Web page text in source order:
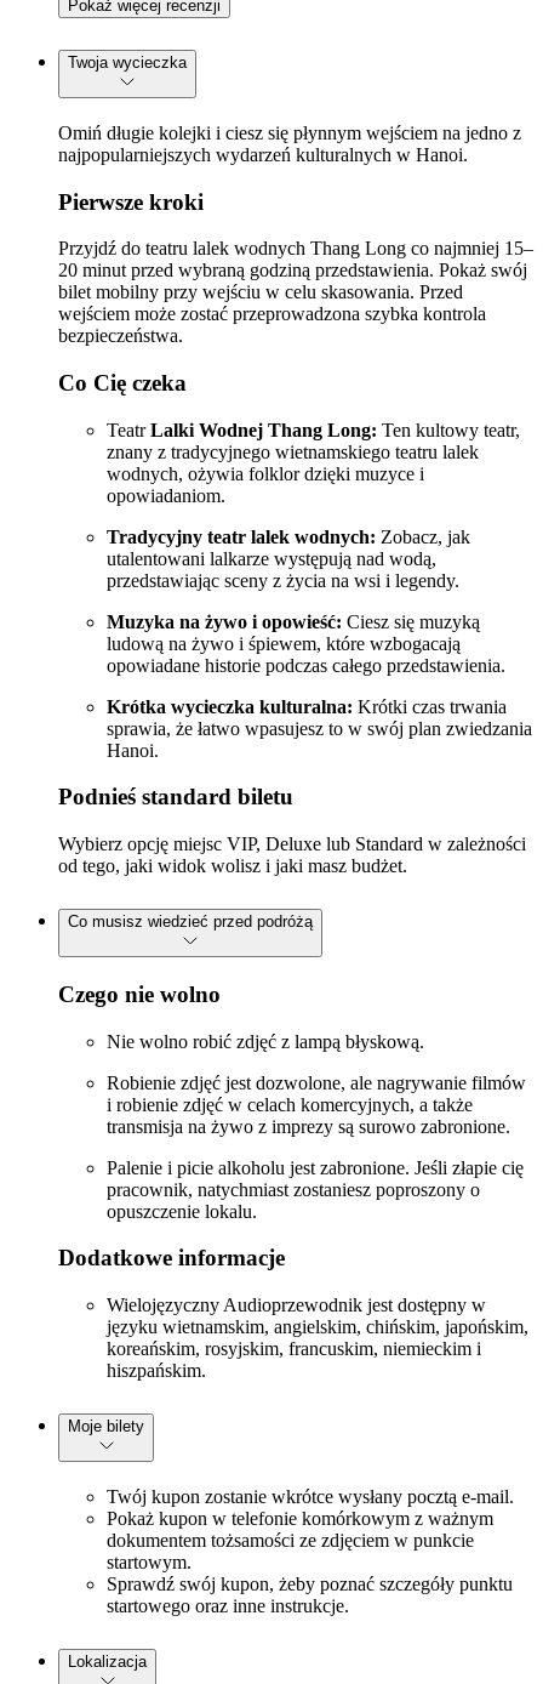
Pokaż więcej recenzji
Twoja wycieczka
Omiń długie kolejki i ciesz się płynnym wejściem na jedno z
najpopularniejszych wydarzeń kulturalnych w Hanoi.
Pierwsze kroki
Przyjdź do teatru lalek wodnych Thang Long co najmniej 15–
20 minut przed wybraną godziną przedstawienia. Pokaż swój
bilet mobilny przy wejściu w celu skasowania. Przed
wejściem może zostać przeprowadzona szybka kontrola
bezpieczeństwa.
Co Cię czeka
TeatrLalki Wodnej Thang Long: Ten kultowy teatr,
znany z tradycyjnego wietnamskiego teatru lalek
wodnych, ożywia folklor dzięki muzyce i
opowiadaniom.
Tradycyjny teatr lalek wodnych: Zobacz, jak
utalentowani lalkarze występują nad wodą,
przedstawiając sceny z życia na wsi i legendy.
Muzyka na żywo i opowieść: Ciesz się muzyką
ludową na żywo i śpiewem, które wzbogacają
opowiadane historie podczas całego przedstawienia.
Krótka wycieczka kulturalna: Krótki czas trwania
sprawia, że łatwo wpasujesz to w swój plan zwiedzania
Hanoi.
Podnieś standard biletu
Wybierz opcję miejsc VIP, Deluxe lub Standard w zależności
od tego, jaki widok wolisz i jaki masz budżet.
Co musisz wiedzieć przed podróżą
Czego nie wolno
Nie wolno robić zdjęć z lampą błyskową.
Robienie zdjęć jest dozwolone, ale nagrywanie filmów
i robienie zdjęć w celach komercyjnych, a także
transmisja na żywo z imprezy są surowo zabronione.
Palenie i picie alkoholu jest zabronione. Jeśli złapie cię
pracownik, natychmiast zostaniesz poproszony o
opuszczenie lokalu.
Dodatkowe informacje
Wielojęzyczny Audioprzewodnik jest dostępny w
języku wietnamskim, angielskim, chińskim, japońskim,
koreańskim, rosyjskim, francuskim, niemieckim i
hiszpańskim.
Moje bilety
Twój kupon zostanie wkrótce wysłany pocztą e-mail.
Pokaż kupon w telefonie komórkowym z ważnym
dokumentem tożsamości ze zdjęciem w punkcie
startowym.
Sprawdź swój kupon, żeby poznać szczegóły punktu
startowego oraz inne instrukcje.
Lokalizacja